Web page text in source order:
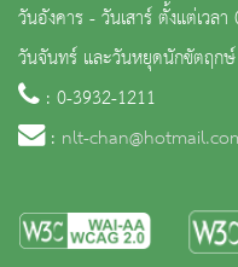
วันอังคาร - วันเสาร์ ตั้งแต่เว
วันจันทร์ และวันหยุดนักขัตฤกษ์
: 0-3932-1211
: nlt-